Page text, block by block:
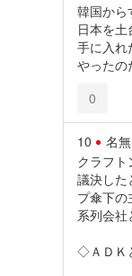
韓国から
日本を
手に入れ
やったの
0
10 名
クラフ
議決した
プ傘下
系列会社
◇ＡＤＫ